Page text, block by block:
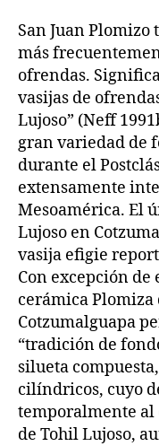
San Juan Plomizo
más
ofrendas.
vasijas de
Lujoso” (Neff
gran variedad de
durante el
extensamente
Mesoamérica. El
Lujoso en
vasija efigie
Con excepción de
cerámica
Cotzumalguapa
“tradición de
silueta
cilíndricos, cuyo
temporalmente al
de Tohil Lujoso,